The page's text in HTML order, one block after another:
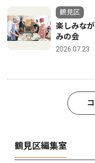
鶴見区
楽しみな
みの会
2026.07.23
鶴見区編集室